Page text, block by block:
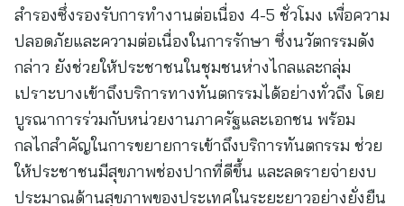
สำรองซึ่งรองรับการทำงานต่อเนื่อง 4-5 ชั่วโมง เพื่อความ
ปลอดภัยและความต่อเนื่องในการรักษา ซึ่งนวัตกรรมดัง
กล่าว ยังช่วยให้ประชาชนในชุมชนห่างไกลและกลุ่ม
เปราะบางเข้าถึงบริการทางทันตกรรมได้อย่างทั่วถึง โดย
บูรณาการร่วมกับหน่วยงานภาครัฐและเอกชน พร้อม
กลไกสำคัญในการขยายการเข้าถึงบริการทันตกรรม ช่วย
ให้ประชาชนมีสุขภาพช่องปากที่ดีขึ้น และลดรายจ่ายงบ
ประมาณด้านสุขภาพของประเทศในระยะยาวอย่างยั่งยืน